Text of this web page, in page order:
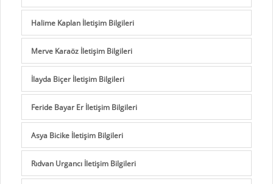
Halime Kaplan İletişim Bilgileri
Merve Karaöz İletişim Bilgileri
İlayda Biçer İletişim Bilgileri
Feride Bayar Er İletişim Bilgileri
Asya Bicike İletişim Bilgileri
Rıdvan Urgancı İletişim Bilgileri